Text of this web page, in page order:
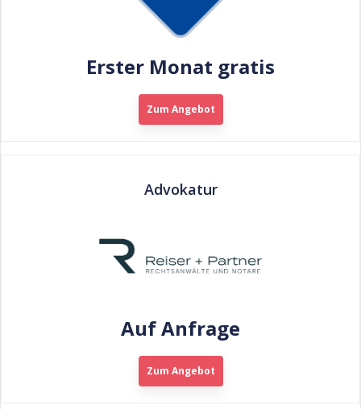
Erster Monat gratis
Zum Angebot
Advokatur
Auf Anfrage
Zum Angebot